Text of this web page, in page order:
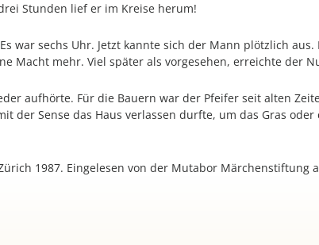
Stunden lief er im Kreise herum!
war sechs Uhr. Jetzt kannte sich der Mann plötzlich
Macht mehr. Viel später als vorgesehen, erreichte der
aufhörte. Für die Bauern war der Pfeifer seit alten
der Sense das Haus verlassen durfte, um das Gras
1987. Eingelesen von der Mutabor